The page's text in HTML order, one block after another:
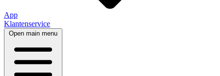
App
Klantenservice
Open main menu